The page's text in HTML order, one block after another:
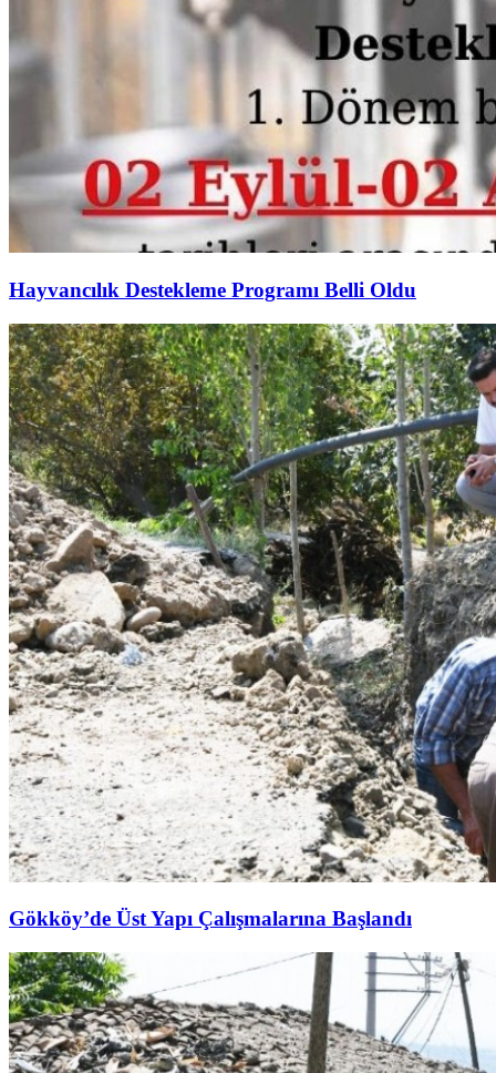
Hayvancılık Destekleme Programı Belli Oldu
Gökköy’de Üst Yapı Çalışmalarına Başlandı